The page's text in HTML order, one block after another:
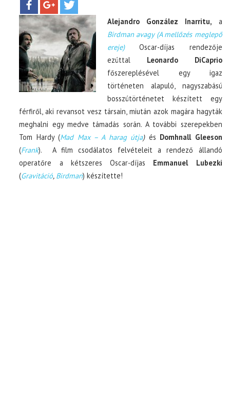
TOP10
KULISSZA
CIKK
PÓLÓ RENDELÉS
Alejandro González Inarritu, a
Birdman avagy (A mellőzés meglepő
ereje)Oscar-díjas rendezője
ezúttal Leonardo DiCaprio
főszereplésével egy igaz
történeten alapuló, nagyszabású
bosszútörténetet készített egy
férfiről, aki revansot vesz társain, miután azok magára hagyták
meghalni egy medve támadás során. A további szerepekben
Tom Hardy (Mad Max – A harag útja) és Domhnall Gleeson
(Frank). A film csodálatos felvételeit a rendező állandó
operatőre a kétszeres Oscar-díjas Emmanuel Lubezki
(Gravitáció, Birdman) készítette!